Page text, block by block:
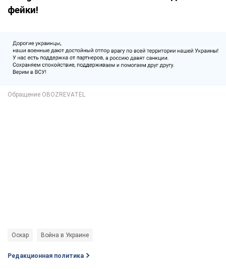
фейки!
Оскар Война в Украине
Редакционная политика